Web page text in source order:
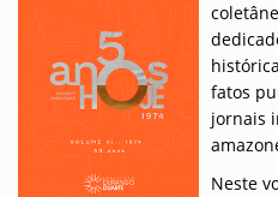
fatos
jornais
Neste